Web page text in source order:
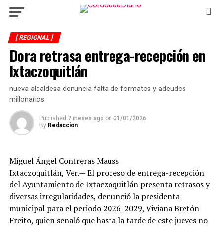
[ REGIONAL ]
Dora retrasa entrega-recepción en
Ixtaczoquitlán
nueva alcaldesa denuncia falta de formatos y adeudos
millonarios
Published 7 meses ago on 01/01/2026
By Redaccion
Miguel Ángel Contreras Mauss
Ixtaczoquitlán, Ver.— El proceso de entrega-recepción
del Ayuntamiento de Ixtaczoquitlán presenta retrasos y
diversas irregularidades, denunció la presidenta
municipal para el periodo 2026-2029, Viviana Bretón
Freito, quien señaló que hasta la tarde de este jueves no